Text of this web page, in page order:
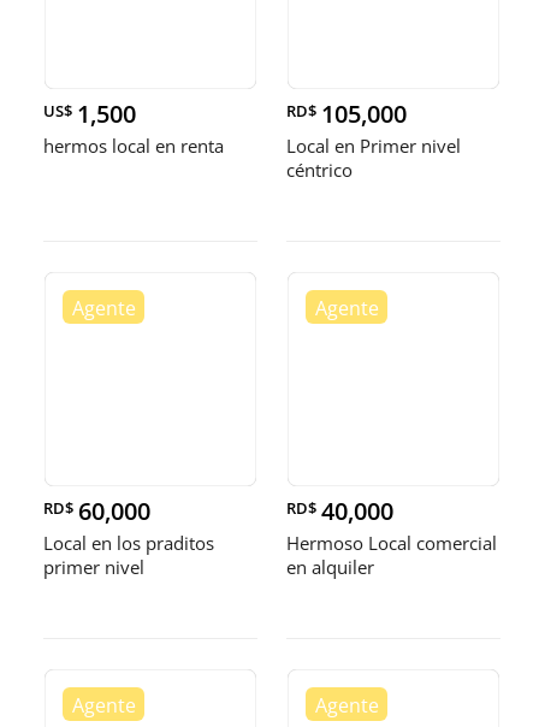
US$ 1,500
hermos local en renta
RD$ 105,000
Local en Primer nivel
céntrico
RD$ 60,000
Local en los praditos
primer nivel
RD$ 40,000
Hermoso Local comercial
en alquiler